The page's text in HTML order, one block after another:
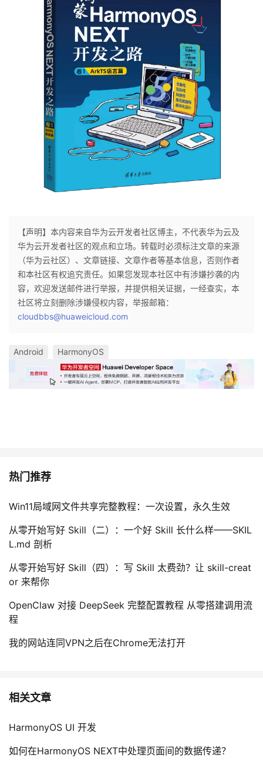
【声明】本内容来自华为云开发者社区博主，不代表华为云及
华为云开发者社区的观点和立场。转载时必须标注文章的来源
（华为云社区）、文章链接、文章作者等基本信息，否则作者
和本社区有权追究责任。如果您发现本社区中有涉嫌抄袭的内
容，欢迎发送邮件进行举报，并提供相关证据，一经查实，本
社区将立刻删除涉嫌侵权内容，举报邮箱：
cloudbbs@huaweicloud.com
Android HarmonyOS
热门推荐
Win11局域网文件共享完整教程：一次设置，永久生效
从零开始写好 Skill（二）：一个好 Skill 长什么样——SKIL
L.md 剖析
从零开始写好 Skill（四）：写 Skill 太费劲？让 skill-creat
or 来帮你
OpenClaw 对接 DeepSeek 完整配置教程 从零搭建调用流
程
我的网站连同VPN之后在Chrome无法打开
相关文章
HarmonyOS UI 开发
如何在HarmonyOS NEXT中处理页面间的数据传递？